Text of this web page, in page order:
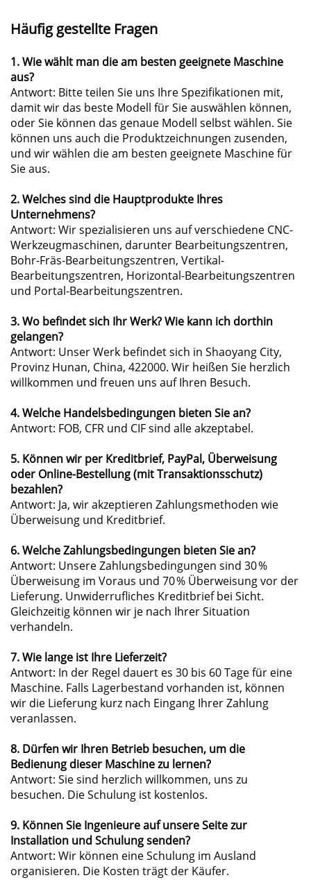
Häufig gestellte Fragen
1. Wie wählt man die am besten geeignete Maschine
aus?
Antwort: Bitte teilen Sie uns Ihre Spezifikationen mit,
damit wir das beste Modell für Sie auswählen können,
oder Sie können das genaue Modell selbst wählen. Sie
können uns auch die Produktzeichnungen zusenden,
und wir wählen die am besten geeignete Maschine für
Sie aus.
2. Welches sind die Hauptprodukte Ihres
Unternehmens?
Antwort: Wir spezialisieren uns auf verschiedene CNC-
Werkzeugmaschinen, darunter Bearbeitungszentren,
Bohr-Fräs-Bearbeitungszentren, Vertikal-
Bearbeitungszentren, Horizontal-Bearbeitungszentren
und Portal-Bearbeitungszentren.
3. Wo befindet sich Ihr Werk? Wie kann ich dorthin
gelangen?
Antwort: Unser Werk befindet sich in Shaoyang City,
Provinz Hunan, China, 422000. Wir heißen Sie herzlich
willkommen und freuen uns auf Ihren Besuch.
4. Welche Handelsbedingungen bieten Sie an?
Antwort: FOB, CFR und CIF sind alle akzeptabel.
5. Können wir per Kreditbrief, PayPal, Überweisung
oder Online-Bestellung (mit Transaktionsschutz)
bezahlen?
Antwort: Ja, wir akzeptieren Zahlungsmethoden wie
Überweisung und Kreditbrief.
6. Welche Zahlungsbedingungen bieten Sie an?
Antwort: Unsere Zahlungsbedingungen sind 30 %
Überweisung im Voraus und 70 % Überweisung vor der
Lieferung. Unwiderrufliches Kreditbrief bei Sicht.
Gleichzeitig können wir je nach Ihrer Situation
verhandeln.
7. Wie lange ist Ihre Lieferzeit?
Antwort: In der Regel dauert es 30 bis 60 Tage für eine
Maschine. Falls Lagerbestand vorhanden ist, können
wir die Lieferung kurz nach Eingang Ihrer Zahlung
veranlassen.
8. Dürfen wir Ihren Betrieb besuchen, um die
Bedienung dieser Maschine zu lernen?
Antwort: Sie sind herzlich willkommen, uns zu
besuchen. Die Schulung ist kostenlos.
9. Können Sie Ingenieure auf unsere Seite zur
Installation und Schulung senden?
Antwort: Wir können eine Schulung im Ausland
organisieren. Die Kosten trägt der Käufer.